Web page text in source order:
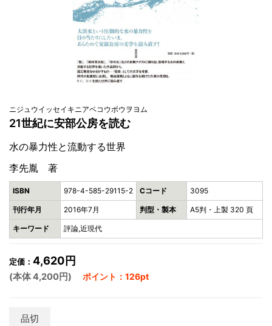
ニジュウイッセイキニアベコウボウヲヨム
21世紀に安部公房を読む
水の暴力性と流動する世界
李先胤 著
ISBN 978-4-585-29115-2 Cコード 3095
刊行年月 2016年7月 判型・製本 A5判・上製 320 頁
キーワード 評論,近現代
定価： 4,620円
(本体 4,200円) ポイント：126pt
品切